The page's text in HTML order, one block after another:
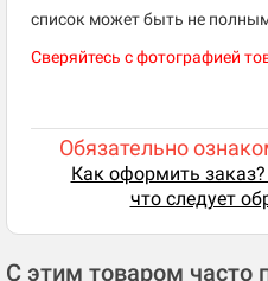
список может быть не
Сверяйтесь с фотографией
Обязательно
Как оформить
что следует
С этим товаром часто